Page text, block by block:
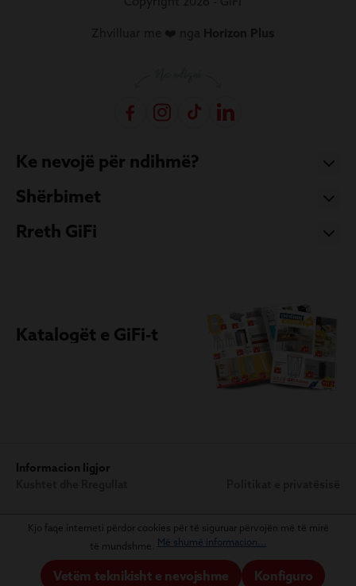
Ke nevojë për ndihmë?
Shërbimet
Rreth GiFi
Katalogët e GiFi-t
Informacion ligjor
Kjo faqe interneti përdor cookies për të siguruar përvojën më të mirë
të mundshme. Më shumë informacion...
Vetëm teknikisht e nevojshme Konfiguro